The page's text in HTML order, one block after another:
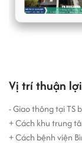
đủ diện năng cần
phù hợp về
Vị trí thuận lợi
- Giao thông tạiTS
+ Cách khu trung
+ Cách bệnh viện